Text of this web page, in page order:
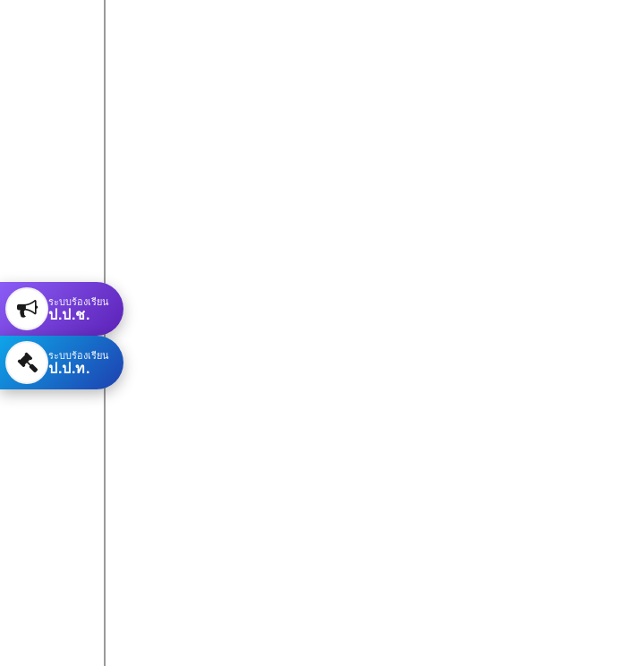
ระบบร้องเรียน
ป.ป.ช.
ระบบร้องเรียน
ป.ป.ท.